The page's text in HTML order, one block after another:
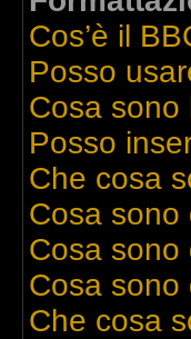
Cos’è il
Posso
Cosa sono
Posso
Che cosa
Cosa sono
Cosa sono
Cosa sono
Che cosa